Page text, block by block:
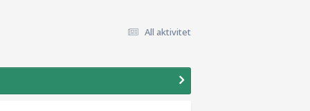
All aktivitet